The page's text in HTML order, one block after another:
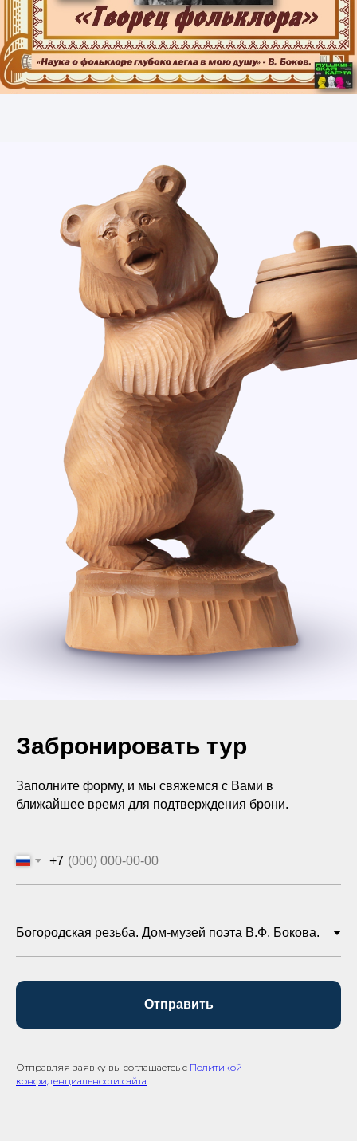
Забронировать тур
Заполните форму, и мы свяжемся с Вами в
ближайшее время для подтверждения брони.
+7
Отправить
Отправляя заявку вы соглашаетсь с Политикой
конфиденциальности сайта